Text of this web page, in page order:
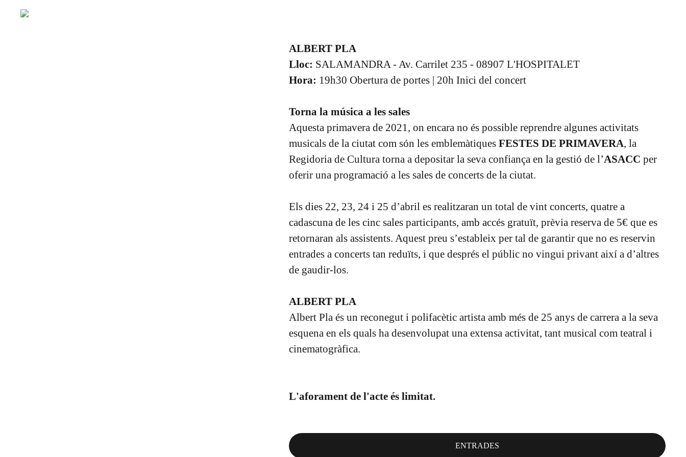
ALBERT PLA
Lloc: SALAMANDRA - Av. Carrilet 235 - 08907 L'HOSPITALET
Hora: 19h30 Obertura de portes | 20h Inici del concert
Torna la música a les sales
Aquesta primavera de 2021, on encara no és possible reprendre algunes activitats
musicals de la ciutat com són les emblemàtiques FESTES DE PRIMAVERA, la
Regidoria de Cultura torna a depositar la seva confiança en la gestió de l’ASACC per
oferir una programació a les sales de concerts de la ciutat.
Els dies 22, 23, 24 i 25 d’abril es realitzaran un total de vint concerts, quatre a
cadascuna de les cinc sales participants, amb accés gratuït, prèvia reserva de 5€ que es
retornaran als assistents. Aquest preu s’estableix per tal de garantir que no es reservin
entrades a concerts tan reduïts, i que després el públic no vingui privant així a d’altres
de gaudir-los.
ALBERT PLA
Albert Pla és un reconegut i polifacètic artista amb més de 25 anys de carrera a la seva
esquena en els quals ha desenvolupat una extensa activitat, tant musical com teatral i
cinematogràfica.
L'aforament de l'acte és limitat.
ENTRADES